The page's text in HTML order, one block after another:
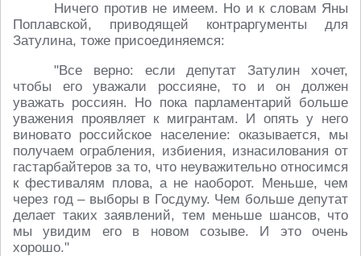
Ничего против не имеем. Но и к словам Яны
Поплавской, приводящей контраргументы для
Затулина, тоже присоединяемся:
"Все верно: если депутат Затулин хочет,
чтобы его уважали россияне, то и он должен
уважать россиян. Но пока парламентарий больше
уважения проявляет к мигрантам. И опять у него
виновато российское население: оказывается, мы
получаем ограбления, избиения, изнасилования от
гастарбайтеров за то, что неуважительно относимся
к фестивалям плова, а не наоборот. Меньше, чем
через год – выборы в Госдуму. Чем больше депутат
делает таких заявлений, тем меньше шансов, что
мы увидим его в новом созыве. И это очень
хорошо."